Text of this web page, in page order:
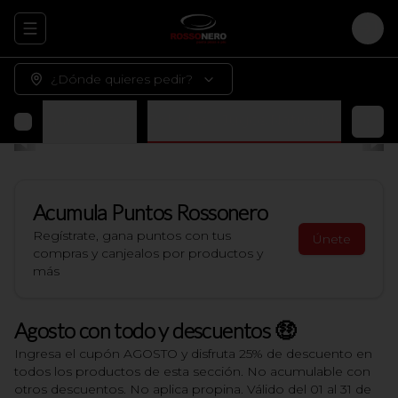
Abrir menu de navegación
¿Dónde quieres pedir?
en casa)
Acumula Puntos Rossonero
Regístrate, gana puntos con tus
compras y canjealos por productos y
más
Únete
Agosto con todo y descuentos 🤑
Ingresa el cupón AGOSTO y disfruta 25% de descuento en
todos los productos de esta sección. No acumulable con
otros descuentos. No aplica propina. Válido del 01 al 31 de